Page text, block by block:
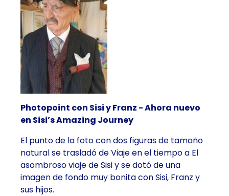
Photopoint con Sisi y Franz - Ahora nuevo
en Sisi’s Amazing Journey
El punto de la foto con dos figuras de tamaño
natural se trasladó de Viaje en el tiempo a El
asombroso viaje de Sisi y se dotó de una
imagen de fondo muy bonita con Sisi, Franz y
sus hijos.